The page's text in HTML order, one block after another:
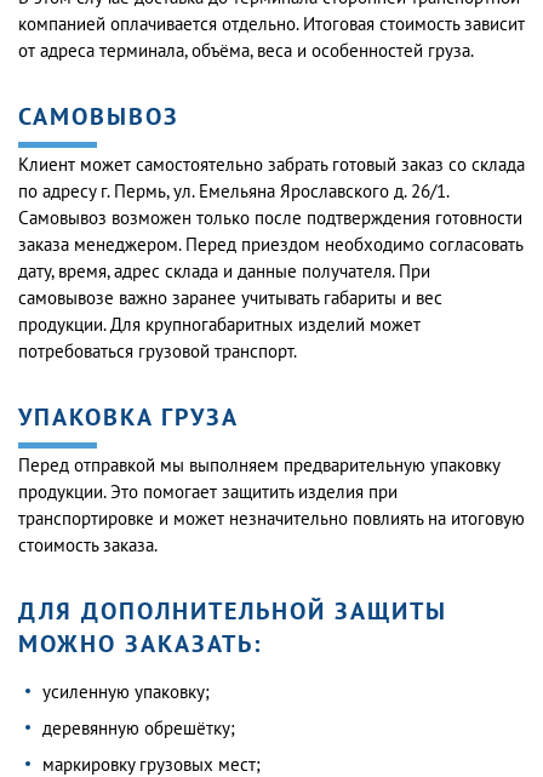
компанией оплачивается отдельно. Итоговая стоимость зависит
от адреса терминала, объёма, веса и особенностей груза.
САМОВЫВОЗ
Клиент может самостоятельно забрать готовый заказ со склада
по адресу г. Пермь, ул. Емельяна Ярославского д. 26/1.
Самовывоз возможен только после подтверждения готовности
заказа менеджером. Перед приездом необходимо согласовать
дату, время, адрес склада и данные получателя. При
самовывозе важно заранее учитывать габариты и вес
продукции. Для крупногабаритных изделий может
потребоваться грузовой транспорт.
УПАКОВКА ГРУЗА
Перед отправкой мы выполняем предварительную упаковку
продукции. Это помогает защитить изделия при
транспортировке и может незначительно повлиять на итоговую
стоимость заказа.
ДЛЯ ДОПОЛНИТЕЛЬНОЙ ЗАЩИТЫ
МОЖНО ЗАКАЗАТЬ:
усиленную упаковку;
деревянную обрешётку;
маркировку грузовых мест;